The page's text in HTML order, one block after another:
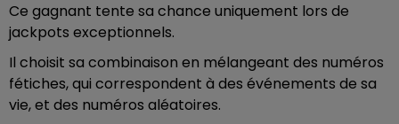
Ce gagnant tente sa chance uniquement lors de
jackpots exceptionnels.
Il choisit sa combinaison en mélangeant des numéros
fétiches, qui correspondent à des événements de sa
vie, et des numéros aléatoires.